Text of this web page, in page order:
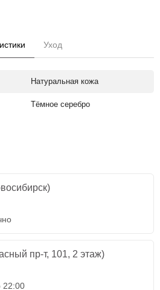
Уход
Натуральная кожа
Тёмное серебро
пр-т, 101, 2 этаж)
22:00